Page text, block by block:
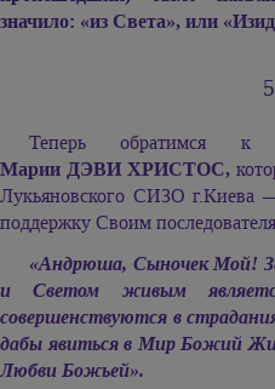
значило: «из Света», или
Теперь обратимся
Марии ДЭВИ ХРИСТОС,
Лукьяновского СИЗО
поддержку Своим
«Андрюша, Сыночек Мой!
и Светом живым
совершенствуются в
дабы явиться в Мир Божий
Любви Божьей».